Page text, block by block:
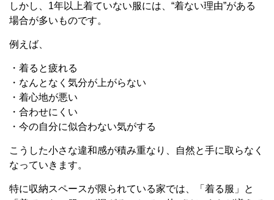
しかし、1年以上着ていない服には、“着ない理由”がある
場合が多いものです。
例えば、
・着ると疲れる
・なんとなく気分が上がらない
・着心地が悪い
・合わせにくい
・今の自分に似合わない気がする
こうした小さな違和感が積み重なり、自然と手に取らなく
なっていきます。
特に収納スペースが限られている家では、「着る服」と